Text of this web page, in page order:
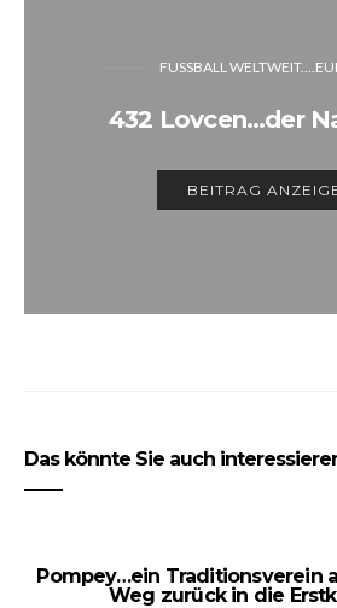
FUSSBALL
432 Lovcen…der
BEITRAG
Das könnte Sie auch
Pompey…ein Traditionsverein
Weg zurück in die